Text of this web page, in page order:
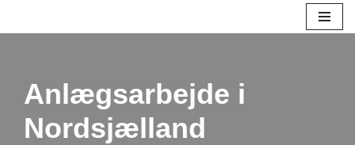
Anlægsarbejde i
Nordsjælland